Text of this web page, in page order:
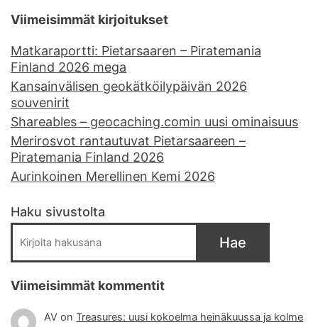
Viimeisimmät kirjoitukset
Matkaraportti: Pietarsaaren – Piratemania
Finland 2026 mega
Kansainvälisen geokätköilypäivän 2026
souvenirit
Shareables – geocaching.comin uusi ominaisuus
Merirosvot rantautuvat Pietarsaareen –
Piratemania Finland 2026
Aurinkoinen Merellinen Kemi 2026
Haku sivustolta
Hae
Viimeisimmät kommentit
AV onTreasures: uusi kokoelma heinäkuussa ja kolme